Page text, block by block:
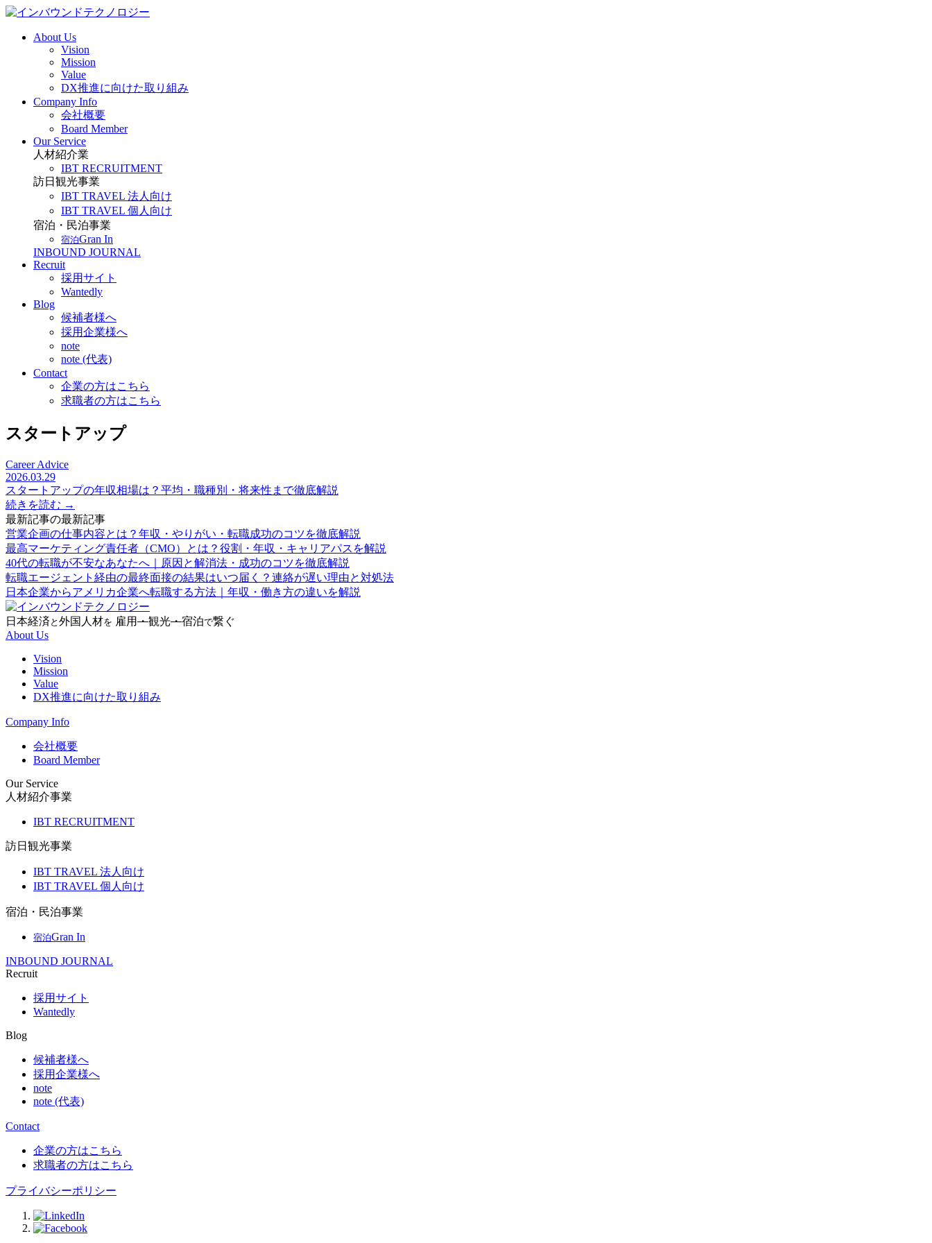
About Us
Vision
Mission
Value
DX推進に向けた取り組み
Company Info
会社概要
Board Member
Our Service
人材紹介業
IBT RECRUITMENT
訪日観光事業
IBT TRAVEL 法人向け
IBT TRAVEL 個人向け
宿泊・民泊事業
宿泊Gran In
INBOUND JOURNAL
Recruit
採用サイト
Wantedly
Blog
候補者様へ
採用企業様へ
note
note (代表)
Contact
企業の方はこちら
求職者の方はこちら
スタートアップ
Career Advice
2026.03.29
スタートアップの年収相場は？平均・職種別・将来性まで徹底解説
続きを読む →
最新記事の最新記事
営業企画の仕事内容とは？年収・やりがい・転職成功のコツを徹底解説
最高マーケティング責任者（CMO）とは？役割・年収・キャリアパスを解説
40代の転職が不安なあなたへ｜原因と解消法・成功のコツを徹底解説
転職エージェント経由の最終面接の結果はいつ届く？連絡が遅い理由と対処法
日本企業からアメリカ企業へ転職する方法｜年収・働き方の違いを解説
日本経済 と 外国人材を 雇用・観光・宿泊で繋ぐ
About Us
Vision
Mission
Value
DX推進に向けた取り組み
Company Info
会社概要
Board Member
Our Service
人材紹介事業
IBT RECRUITMENT
訪日観光事業
IBT TRAVEL 法人向け
IBT TRAVEL 個人向け
宿泊・民泊事業
宿泊Gran In
INBOUND JOURNAL
Recruit
採用サイト
Wantedly
Blog
候補者様へ
採用企業様へ
note
note (代表)
Contact
企業の方はこちら
求職者の方はこちら
プライバシーポリシー